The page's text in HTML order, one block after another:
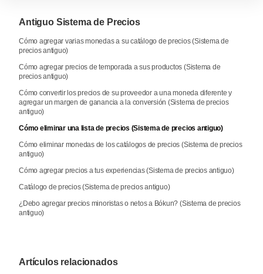
Antiguo Sistema de Precios
Cómo agregar varias monedas a su catálogo de precios (Sistema de
precios antiguo)
Cómo agregar precios de temporada a sus productos (Sistema de
precios antiguo)
Cómo convertir los precios de su proveedor a una moneda diferente y
agregar un margen de ganancia a la conversión (Sistema de precios
antiguo)
Cómo eliminar una lista de precios (Sistema de precios antiguo)
Cómo eliminar monedas de los catálogos de precios (Sistema de precios
antiguo)
Cómo agregar precios a tus experiencias (Sistema de precios antiguo)
Catálogo de precios (Sistema de precios antiguo)
¿Debo agregar precios minoristas o netos a Bókun? (Sistema de precios
antiguo)
Artículos relacionados